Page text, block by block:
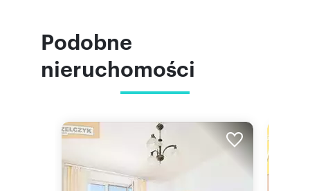
Podobne
nieruchomości